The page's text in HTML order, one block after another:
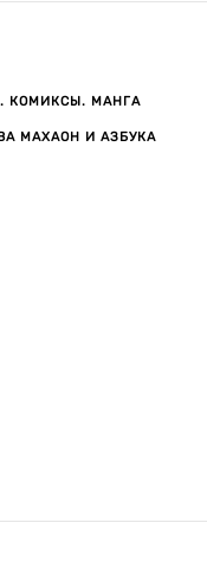
КОМИКСЫ. МАНГА
МАХАОН И АЗБУКА